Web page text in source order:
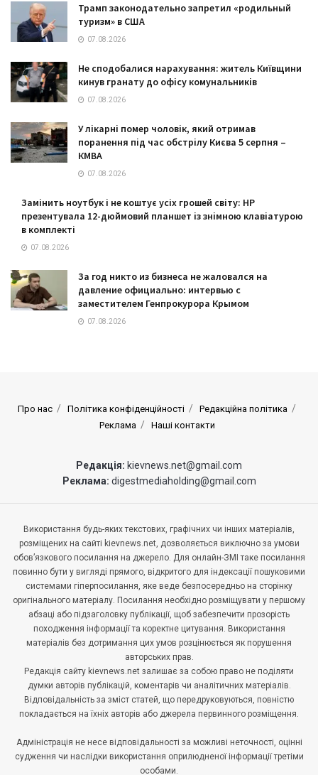
Трамп законодательно запретил «родильный
туризм» в США
07.08.2026
Не сподобалися нарахування: житель Київщини
кинув гранату до офісу комунальників
07.08.2026
У лікарні помер чоловік, який отримав
поранення під час обстрілу Києва 5 серпня –
КМВА
07.08.2026
Замінить ноутбук і не коштує усіх грошей світу: HP
презентувала 12-дюймовий планшет із знімною клавіатурою
в комплекті
07.08.2026
За год никто из бизнеса не жаловался на
давление официально: интервью с
заместителем Генпрокурора Крымом
07.08.2026
Про нас Політика конфіденційності
Редакційна політика
Реклама
Наші контакти
Редакція: kievnews.net@gmail.com
Реклама: digestmediaholding@gmail.com
Використання будь-яких текстових, графічних чи інших матеріалів,
розміщених на сайті kievnews.net, дозволяється виключно за умови
обов’язкового посилання на джерело. Для онлайн-ЗМІ таке посилання
повинно бути у вигляді прямого, відкритого для індексації пошуковими
системами гіперпосилання, яке веде безпосередньо на сторінку
оригінального матеріалу. Посилання необхідно розміщувати у першому
абзаці або підзаголовку публікації, щоб забезпечити прозорість
походження інформації та коректне цитування. Використання
матеріалів без дотримання цих умов розцінюється як порушення
авторських прав.
Редакція сайту kievnews.net залишає за собою право не поділяти
думки авторів публікацій, коментарів чи аналітичних матеріалів.
Відповідальність за зміст статей, що передруковуються, повністю
покладається на їхніх авторів або джерела первинного розміщення.
Адміністрація не несе відповідальності за можливі неточності, оцінні
судження чи наслідки використання оприлюдненої інформації третіми
особами.